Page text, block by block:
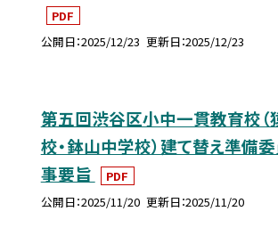
PDF
公開日 2025/12/23 更新日 2025/12/23
第五回渋谷区小中一貫教育校（
校・鉢山中学校）建て替え準備
事要旨
PDF
公開日 2025/11/20 更新日 2025/11/20